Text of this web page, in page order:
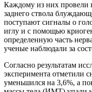
Каждому из них провели
заднего ствола
поступают сигналы о
иглу и с помощью
определенную часть
ученые наблюдали за
Согласно результатам
эксперимента отметили
уменьшился на 3,6%, а